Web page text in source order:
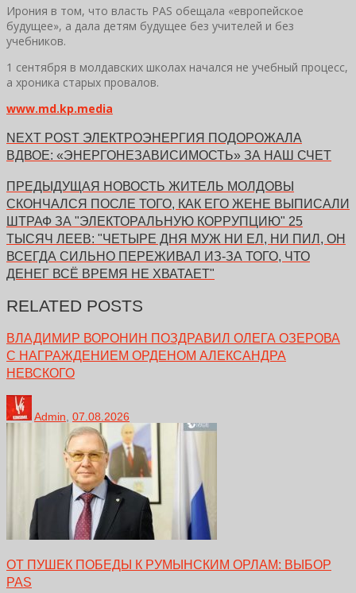
Ирония в том, что власть PAS обещала «европейское
будущее», а дала детям будущее без учителей и без
учебников.
1 сентября в молдавских школах начался не учебный процесс,
а хроника старых провалов.
www.md.kp.media
NEXT POST ЭЛЕКТРОЭНЕРГИЯ ПОДОРОЖАЛА
ВДВОЕ: «ЭНЕРГОНЕЗАВИСИМОСТЬ» ЗА НАШ СЧЕТ
ПРЕДЫДУЩАЯ НОВОСТЬ ЖИТЕЛЬ МОЛДОВЫ
СКОНЧАЛСЯ ПОСЛЕ ТОГО, КАК ЕГО ЖЕНЕ ВЫПИСАЛИ
ШТРАФ ЗА "ЭЛЕКТОРАЛЬНУЮ КОРРУПЦИЮ" 25
ТЫСЯЧ ЛЕЕВ: "ЧЕТЫРЕ ДНЯ МУЖ НИ ЕЛ, НИ ПИЛ, ОН
ВСЕГДА СИЛЬНО ПЕРЕЖИВАЛ ИЗ-ЗА ТОГО, ЧТО
ДЕНЕГ ВСЁ ВРЕМЯ НЕ ХВАТАЕТ"
RELATED POSTS
ВЛАДИМИР ВОРОНИН ПОЗДРАВИЛ ОЛЕГА ОЗЕРОВА
С НАГРАЖДЕНИЕМ ОРДЕНОМ АЛЕКСАНДРА
НЕВСКОГО
Admin 07.08.2026
ОТ ПУШЕК ПОБЕДЫ К РУМЫНСКИМ ОРЛАМ: ВЫБОР
PAS